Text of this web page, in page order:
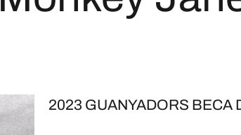
2023 GUANYADORS BECA